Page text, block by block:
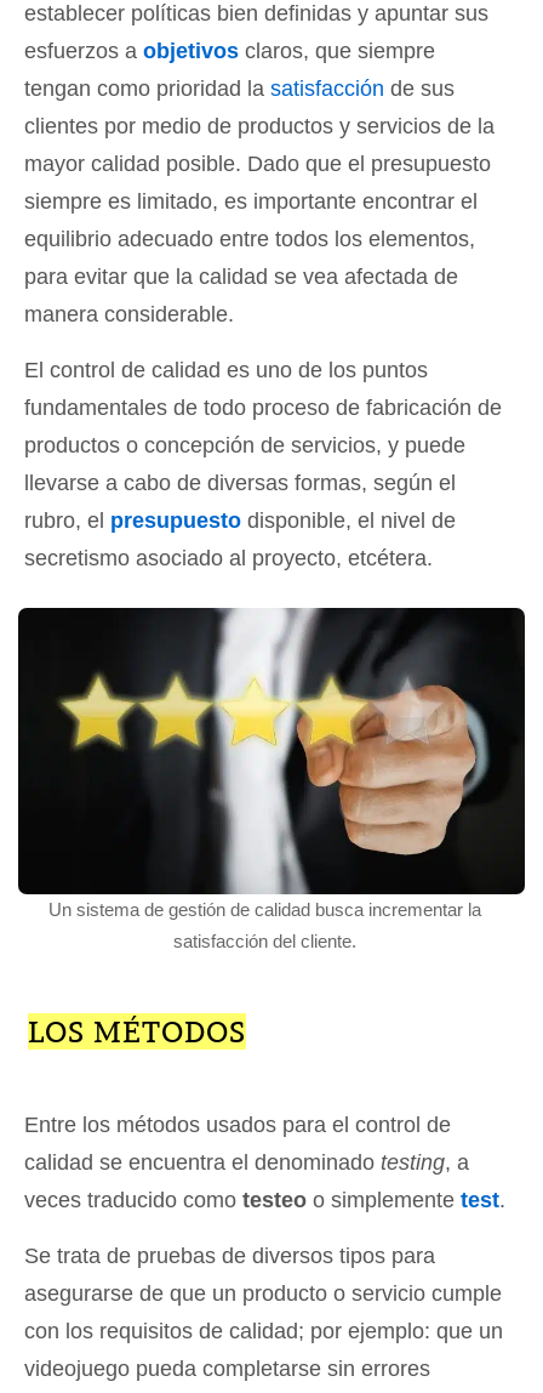
establecer políticas bien definidas y apuntar sus
esfuerzos a objetivos claros, que siempre
tengan como prioridad la satisfacción de sus
clientes por medio de productos y servicios de la
mayor calidad posible. Dado que el presupuesto
siempre es limitado, es importante encontrar el
equilibrio adecuado entre todos los elementos,
para evitar que la calidad se vea afectada de
manera considerable.
El control de calidad es uno de los puntos
fundamentales de todo proceso de fabricación de
productos o concepción de servicios, y puede
llevarse a cabo de diversas formas, según el
rubro, el presupuesto disponible, el nivel de
secretismo asociado al proyecto, etcétera.
Un sistema de gestión de calidad busca incrementar la
satisfacción del cliente.
LOS MÉTODOS
Entre los métodos usados para el control de
calidad se encuentra el denominado testing, a
veces traducido como testeo o simplemente test.
Se trata de pruebas de diversos tipos para
asegurarse de que un producto o servicio cumple
con los requisitos de calidad; por ejemplo: que un
videojuego pueda completarse sin errores